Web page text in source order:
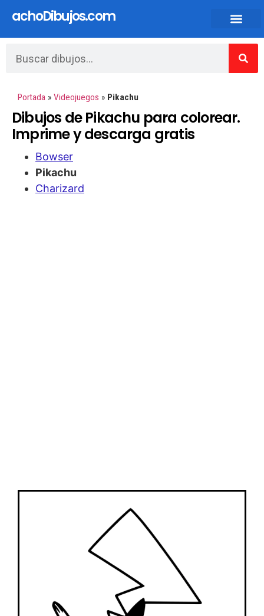
achoDibujos.com
Portada » Videojuegos » Pikachu
Dibujos de Pikachu para colorear.
Imprime y descarga gratis
Bowser
Pikachu
Charizard